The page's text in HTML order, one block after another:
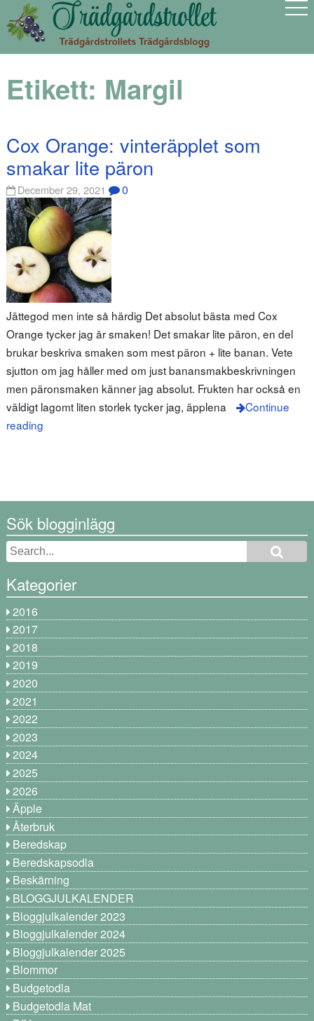
Etikett: Margil
Cox Orange: vinteräpplet som
smakar lite päron
December 29, 2021 0
Jättegod men inte så härdig Det absolut bästa med Cox
Orange tycker jag är smaken! Det smakar lite päron, en del
brukar beskriva smaken som mest päron + lite banan. Vete
sjutton om jag håller med om just banansmakbeskrivningen
men päronsmaken känner jag absolut. Frukten har också en
väldigt lagomt liten storlek tycker jag, äpplena
Continue
reading
Sök blogginlägg
Kategorier
2016
2017
2018
2019
2020
2021
2022
2023
2024
2025
2026
Äpple
Återbruk
Beredskap
Beredskapsodla
Beskärning
BLOGGJULKALENDER
Bloggjulkalender 2023
Bloggjulkalender 2024
Bloggjulkalender 2025
Blommor
Budgetodla
Budgetodla Mat